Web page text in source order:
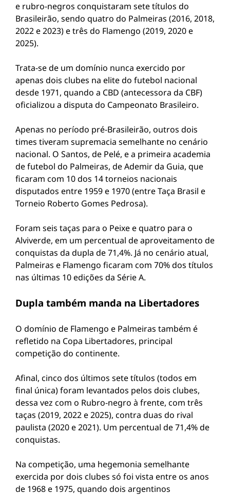
e rubro-negros conquistaram sete títulos do
Brasileirão, sendo quatro do Palmeiras (2016, 2018,
2022 e 2023) e três do Flamengo (2019, 2020 e
2025).
Trata-se de um domínio nunca exercido por
apenas dois clubes na elite do futebol nacional
desde 1971, quando a CBD (antecessora da CBF)
oficializou a disputa do Campeonato Brasileiro.
Apenas no período pré-Brasileirão, outros dois
times tiveram supremacia semelhante no cenário
nacional. O Santos, de Pelé, e a primeira academia
de futebol do Palmeiras, de Ademir da Guia, que
ficaram com 10 dos 14 torneios nacionais
disputados entre 1959 e 1970 (entre Taça Brasil e
Torneio Roberto Gomes Pedrosa).
Foram seis taças para o Peixe e quatro para o
Alviverde, em um percentual de aproveitamento de
conquistas da dupla de 71,4%. Já no cenário atual,
Palmeiras e Flamengo ficaram com 70% dos títulos
nas últimas 10 edições da Série A.
Dupla também manda na Libertadores
O domínio de Flamengo e Palmeiras também é
refletido na Copa Libertadores, principal
competição do continente.
Afinal, cinco dos últimos sete títulos (todos em
final única) foram levantados pelos dois clubes,
dessa vez com o Rubro-negro à frente, com três
taças (2019, 2022 e 2025), contra duas do rival
paulista (2020 e 2021). Um percentual de 71,4% de
conquistas.
Na competição, uma hegemonia semelhante
exercida por dois clubes só foi vista entre os anos
de 1968 e 1975, quando dois argentinos